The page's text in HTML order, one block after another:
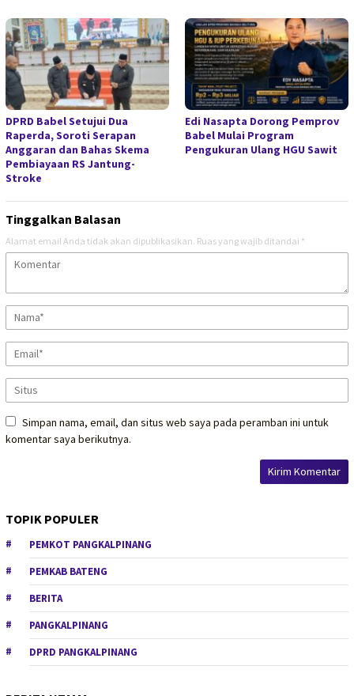
DPRD Babel Setujui Dua
Raperda, Soroti Serapan
Anggaran dan Bahas Skema
Pembiayaan RS Jantung-
Stroke
Edi Nasapta Dorong Pemprov
Babel Mulai Program
Pengukuran Ulang HGU Sawit
Tinggalkan Balasan
Alamat email Anda tidak akan dipublikasikan. Ruas yang wajib ditandai *
Simpan nama, email, dan situs web saya pada peramban ini untuk
komentar saya berikutnya.
TOPIK POPULER
PEMKOT PANGKALPINANG
PEMKAB BATENG
BERITA
PANGKALPINANG
DPRD PANGKALPINANG